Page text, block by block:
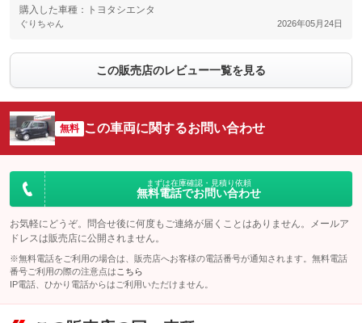
購入した車種：トヨタシエンタ
ぐりちゃん 2026年05月24日
この販売店のレビュー一覧を見る
無料 この車両に関するお問い合わせ
まずは在庫確認・見積り依頼
無料電話でお問い合わせ
お気軽にどうぞ。問合せ後に何度もご連絡が届くことはありません。メールア
ドレスは販売店に公開されません。
※無料電話をご利用の場合は、販売店へお客様の電話番号が通知されます。無料電話
番号ご利用の際の注意点は こちら
IP電話、ひかり電話からはご利用いただけません。